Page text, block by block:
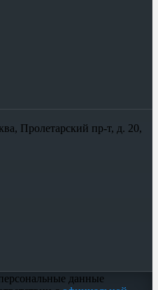
Пролетарский пр-т, д. 20,
данные